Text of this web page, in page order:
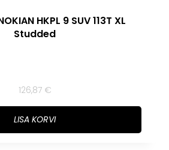
HKPL 9 SUV 113T XL
Studded
126,87 €
LISA KORVI